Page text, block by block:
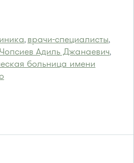
, врачи-специалисты,
Чопсиев Адиль Джанаевич,
больница имени